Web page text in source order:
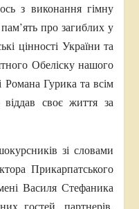
з виконання гімну
про загиблих у
цінності України та
Обеліску нашого
Романа Гурика та всім
своє життя за
зі словами
Прикарпатського
Василя Стефаника
гостей, партнерів,